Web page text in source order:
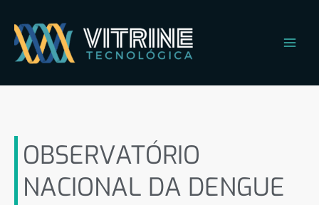
para
conteúdo
OBSERVATÓRIO
NACIONAL DA DENGUE